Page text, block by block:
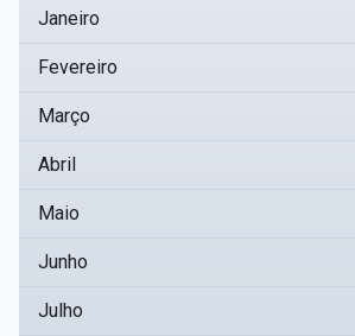
Janeiro
Fevereiro
Março
Abril
Maio
Junho
Julho